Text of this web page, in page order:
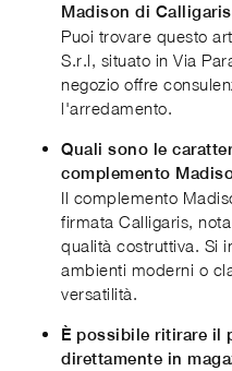
Madison di
Puoi trovare questo
S.r.l, situato in Via
negozio offre
l'arredamento.
Quali sono le
complemento
Il complemento
firmata Calligaris,
qualità costruttiva. Si
ambienti moderni o
versatilità.
È possibile ritirare il
direttamente in